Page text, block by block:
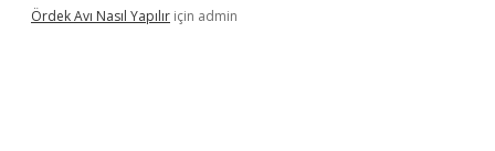
Ördek Avı Nasıl Yapılır için admin